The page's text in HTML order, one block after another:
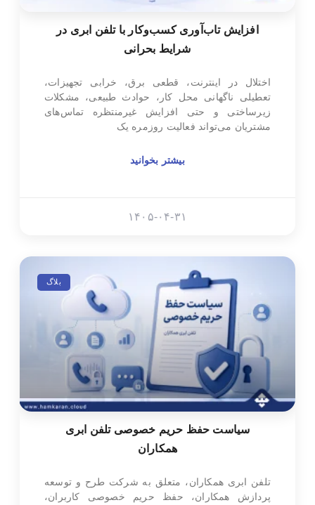
افزایش تاب‌آوری کسب‌وکار با تلفن ابری در
شرایط بحرانی
اختلال در اینترنت، قطعی برق، خرابی تجهیزات،
تعطیلی ناگهانی محل کار، حوادث طبیعی، مشکلات
زیرساختی و حتی افزایش غیرمنتظره تماس‌های
مشتریان می‌تواند فعالیت روزمره یک
بیشتر بخوانید
۱۴۰۵-۰۴-۳۱
بلاگ
سیاست حفظ حریم خصوصی تلفن ابری
همکاران
تلفن ابری همکاران، متعلق به شرکت طرح و توسعه
پردازش همکاران، حفظ حریم خصوصی کاربران،